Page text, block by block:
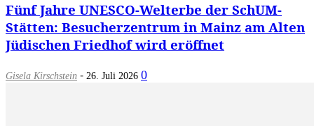
Fünf Jahre UNESCO-Welterbe der SchUM-
Stätten: Besucherzentrum in Mainz am Alten
Jüdischen Friedhof wird eröffnet
Gisela Kirschstein - 26. Juli 2026 0